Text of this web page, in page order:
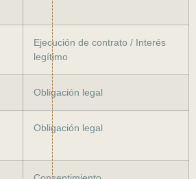
Ejecución de contrato / Interés
legítimo
Obligación legal
Obligación legal